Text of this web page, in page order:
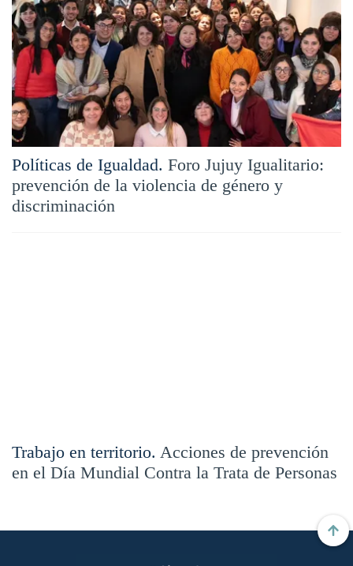
Políticas de Igualdad. Foro Jujuy Igualitario:
prevención de la violencia de género y
discriminación
Trabajo en territorio. Acciones de prevención
en el Día Mundial Contra la Trata de Personas